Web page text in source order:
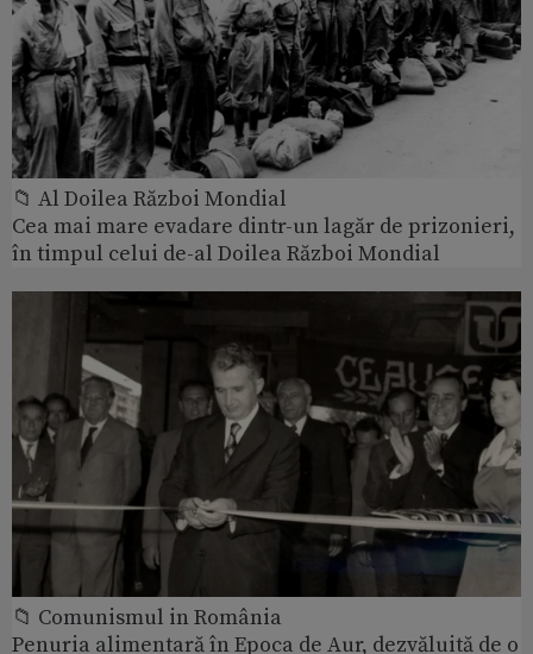
📁 Al Doilea Război Mondial
Cea mai mare evadare dintr-un lagăr de prizonieri,
în timpul celui de-al Doilea Război Mondial
📁 Comunismul in România
Penuria alimentară în Epoca de Aur, dezvăluită de o